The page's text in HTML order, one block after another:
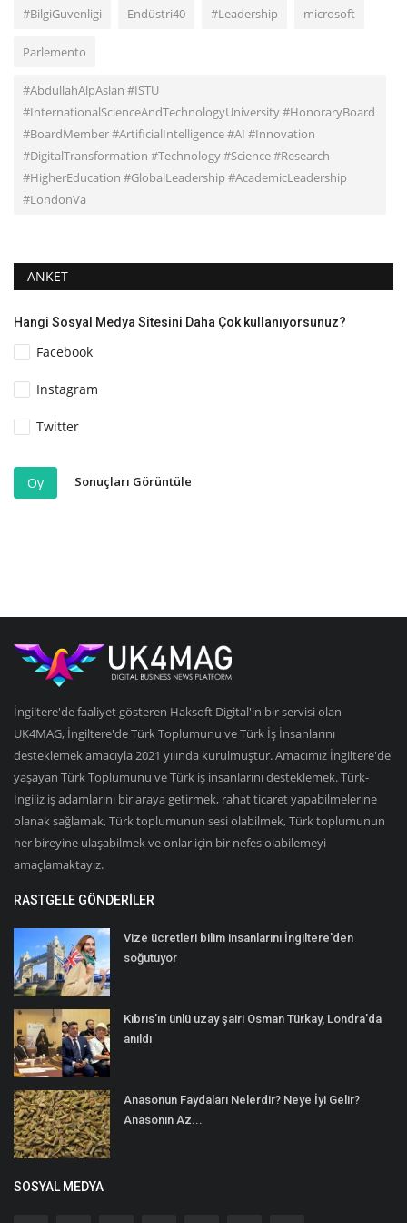
#BilgiGuvenligi Endüstri40 #Leadership microsoft
Parlemento
#AbdullahAlpAslan #ISTU
#InternationalScienceAndTechnologyUniversity #HonoraryBoard
#BoardMember #ArtificialIntelligence #AI #Innovation
#DigitalTransformation #Technology #Science #Research
#HigherEducation #GlobalLeadership #AcademicLeadership
#LondonVa
ANKET
Hangi Sosyal Medya Sitesini Daha Çok kullanıyorsunuz?
Facebook
Instagram
Twitter
Oy Sonuçları Görüntüle
İngiltere'de faaliyet gösteren Haksoft Digital'in bir servisi olan
UK4MAG, İngiltere'de Türk Toplumunu ve Türk İş İnsanlarını
desteklemek amacıyla 2021 yılında kurulmuştur. Amacımız İngiltere'de
yaşayan Türk Toplumunu ve Türk iş insanlarını desteklemek. Türk-
İngiliz iş adamlarını bir araya getirmek, rahat ticaret yapabilmelerine
olanak sağlamak, Türk toplumunun sesi olabilmek, Türk toplumunun
her bireyine ulaşabilmek ve onlar için bir nefes olabilemeyi
amaçlamaktayız.
RASTGELE GÖNDERILER
Vize ücretleri bilim insanlarını İngiltere'den
soğutuyor
Kıbrıs’ın ünlü uzay şairi Osman Türkay, Londra’da
anıldı
Anasonun Faydaları Nelerdir? Neye İyi Gelir?
Anasonın Az...
SOSYAL MEDYA